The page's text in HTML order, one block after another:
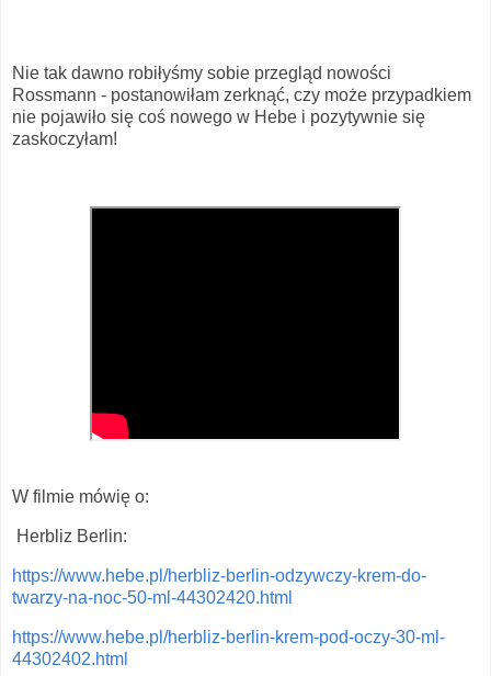
Nie tak dawno robiłyśmy sobie przegląd nowości
Rossmann - postanowiłam zerknąć, czy może przypadkiem
nie pojawiło się coś nowego w Hebe i pozytywnie się
zaskoczyłam!
W filmie mówię o:
Herbliz Berlin:
https://www.hebe.pl/herbliz-berlin-odzywczy-krem-do-
twarzy-na-noc-50-ml-44302420.html
https://www.hebe.pl/herbliz-berlin-krem-pod-oczy-30-ml-
44302402.html